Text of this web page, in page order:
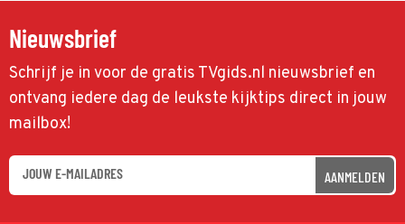
Nieuwsbrief
Schrijf je in voor de gratis TVgids.nl nieuwsbrief en
ontvang iedere dag de leukste kijktips direct in jouw
mailbox!
AANMELDEN